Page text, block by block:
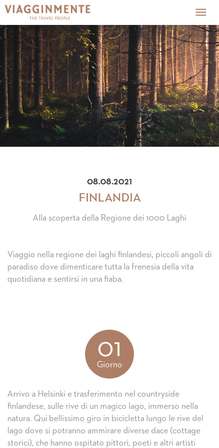
08.08.2021
FINLANDIA
Alla scoperta della Regione dei 1000 Laghi
Viaggio nella regione dei laghi finlandesi, piccoli angoli di
paradiso dove dimenticare tutta la frenesia della vita
quotidiana e sentirsi in una fiaba.
01
Giorno
Arrivo a Helsinki e trasferimento nel countryside
finlandese, sulle rive di un magico lago, immerso nella
natura. Qui bellissimo giro in bicicletta lungo le rive del
lago dove si potranno ammirare diverse dace (cottage
storici), che hanno ospitato pittori, poeti e altri artisti